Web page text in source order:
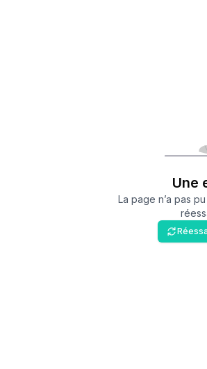
Une
La page n’a pas